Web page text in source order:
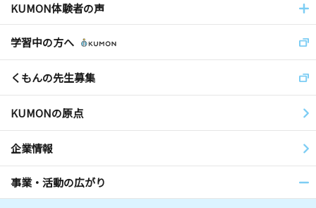
KUMON体験者の声
学習中の方へ
くもんの先生募集
KUMONの原点
企業情報
事業・活動の広がり